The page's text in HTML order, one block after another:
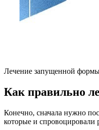
Лечение запущенной
Как правильно
Конечно, сначала нужно
которые и спровоцировали